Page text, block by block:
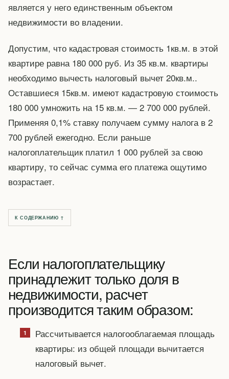
является у него единственным объектом
недвижимости во владении.
Допустим, что кадастровая стоимость 1кв.м. в этой
квартире равна 180 000 руб. Из 35 кв.м. квартиры
необходимо вычесть налоговый вычет 20кв.м..
Оставшиеся 15кв.м. имеют кадастровую стоимость
180 000 умножить на 15 кв.м. — 2 700 000 рублей.
Применяя 0,1% ставку получаем сумму налога в 2
700 рублей ежегодно. Если раньше
налогоплательщик платил 1 000 рублей за свою
квартиру, то сейчас сумма его платежа ощутимо
возрастает.
К СОДЕРЖАНИЮ ↑
Если налогоплательщику
принадлежит только доля в
недвижимости, расчет
производится таким образом:
Рассчитывается налогооблагаемая площадь
квартиры: из общей площади вычитается
налоговый вычет.